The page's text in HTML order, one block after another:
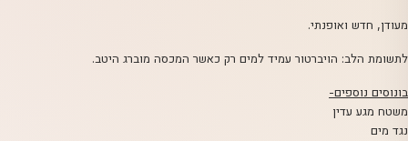
מעודן, חדש ואופנתי.
לתשומת הלב: הויברטור עמיד למים רק כאשר המכסה מוברג היטב.
בונוסים נוספים-
משטח מגע עדין
נגד מים